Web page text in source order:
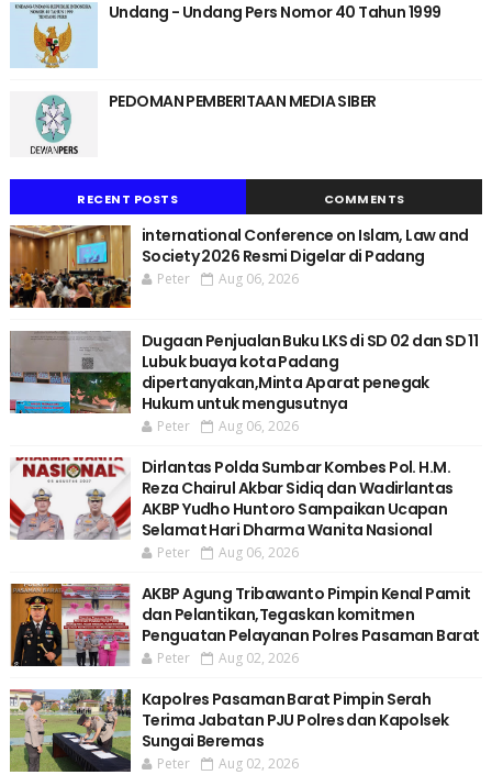
Undang - Undang Pers Nomor 40 Tahun 1999
PEDOMAN PEMBERITAAN MEDIA SIBER
RECENT POSTS COMMENTS
international Conference on Islam, Law and
Society 2026 Resmi Digelar di Padang
Peter Aug 06, 2026
Dugaan Penjualan Buku LKS di SD 02 dan SD 11
Lubuk buaya kota Padang
dipertanyakan,Minta Aparat penegak
Hukum untuk mengusutnya
Peter Aug 06, 2026
Dirlantas Polda Sumbar Kombes Pol. H.M.
Reza Chairul Akbar Sidiq dan Wadirlantas
AKBP Yudho Huntoro Sampaikan Ucapan
Selamat Hari Dharma Wanita Nasional
Peter Aug 06, 2026
AKBP Agung Tribawanto Pimpin Kenal Pamit
dan Pelantikan,Tegaskan komitmen
Penguatan Pelayanan Polres Pasaman Barat
Peter Aug 02, 2026
Kapolres Pasaman Barat Pimpin Serah
Terima Jabatan PJU Polres dan Kapolsek
Sungai Beremas
Peter Aug 02, 2026